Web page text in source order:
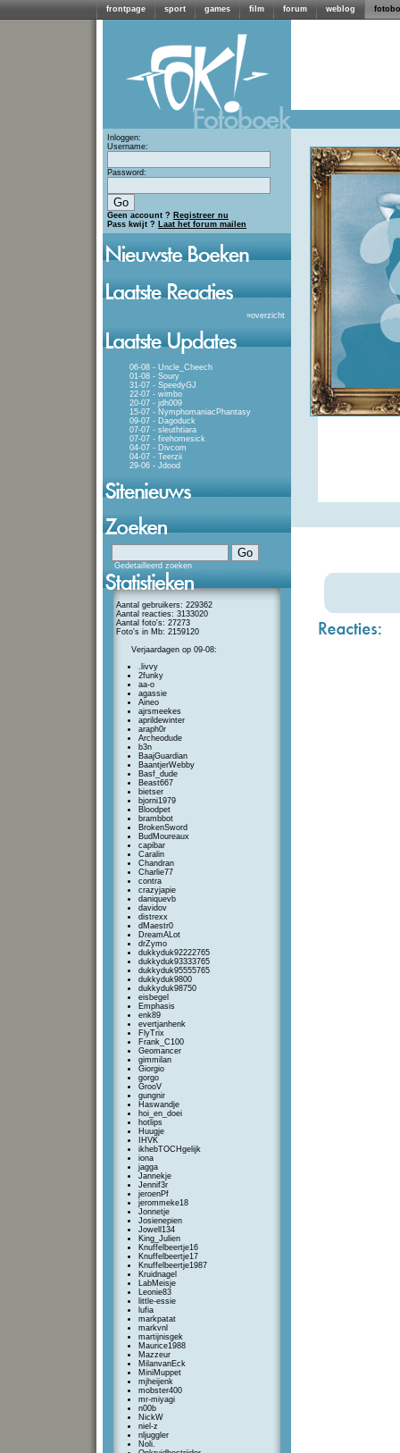
frontpage sport games film forum weblog
Inloggen:
Username:
Password:
Geen account ? Registreer nu
Pass kwijt ? Laat het forum mailen
»overzicht
06-08 - Uncle_Cheech
01-08 - Soury
31-07 - SpeedyGJ
22-07 - wimbo
20-07 - jdh009
15-07 - NymphomaniacPhantasy
09-07 - Dagoduck
07-07 - sleuthtiara
07-07 - firehomesick
04-07 - Divcom
04-07 - Teerzii
29-06 - Jdood
Gedetailleerd zoeken
Aantal gebruikers: 229362
Aantal reacties: 3133020
Aantal foto's: 27273
Foto's in Mb: 2159120
Verjaardagen op 09-08:
.livvy
2funky
aa-o
agassie
Aineo
ajrsmeekes
aprildewinter
araph0r
Archeodude
b3n
BaajGuardian
BaantjerWebby
Basf_dude
Beast667
bietser
bjorni1979
Bloodpet
brambbot
BrokenSword
BudMoureaux
capibar
Caralin
Chandran
Charlie77
contra
crazyjapie
daniquevb
davidov
distrexx
dMaestr0
DreamALot
drZymo
dukkyduk92222765
dukkyduk93333765
dukkyduk95555765
dukkyduk9800
dukkyduk98750
eisbegel
Emphasis
enk89
evertjanhenk
FlyTrix
Frank_C100
Geomancer
gimmilan
Giorgio
gorgo
GrooV
gungnir
Haswandje
hoi_en_doei
hotlips
Huugje
IHVK
ikhebTOCHgelijk
iona
jagga
Jannekje
Jennif3r
jeroenPf
jerommeke18
Jonnetje
Josienepien
Jowell134
King_Julien
Knuffelbeertje16
Knuffelbeertje17
Knuffelbeertje1987
Kruidnagel
LabMeisje
Leonie83
little-essie
lufia
markpatat
markvnl
martijnisgek
Maurice1988
Mazzeur
MilanvanEck
MiniMuppet
mjheijenk
mobster400
mr-miyagi
n00b
NickW
niel-z
nljuggler
Noli.